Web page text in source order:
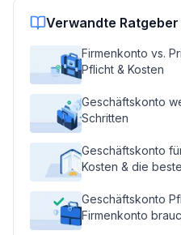
Verwandte Ratgeber
Firmenkonto vs.
Pflicht & Kosten
Geschäftskonto
Schritten
Geschäftskonto
Kosten & die
Geschäftskonto
Firmenkonto